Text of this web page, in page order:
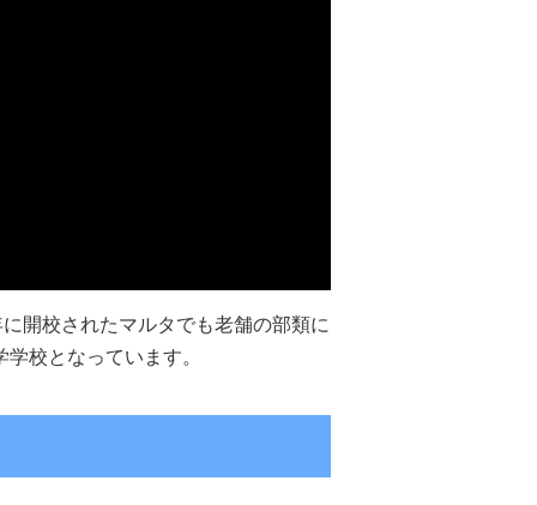
開校されたマルタでも老舗の部類に
校となっています。